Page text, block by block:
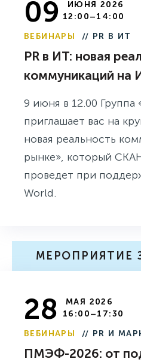
09
ИЮНЯ 2026
12:00–14:00
ВЕБИНАРЫ
// PR В ИТ
PR в ИТ: новая
коммуникаций на
9 июня в 12.00 Группа
приглашает вас на
новая реальность
рынке», который
проведет при
World.
МЕРОПРИЯТИЕ
28
МАЯ 2026
16:00–17:30
ВЕБИНАРЫ
// PR И
ПМЭФ-2026: от